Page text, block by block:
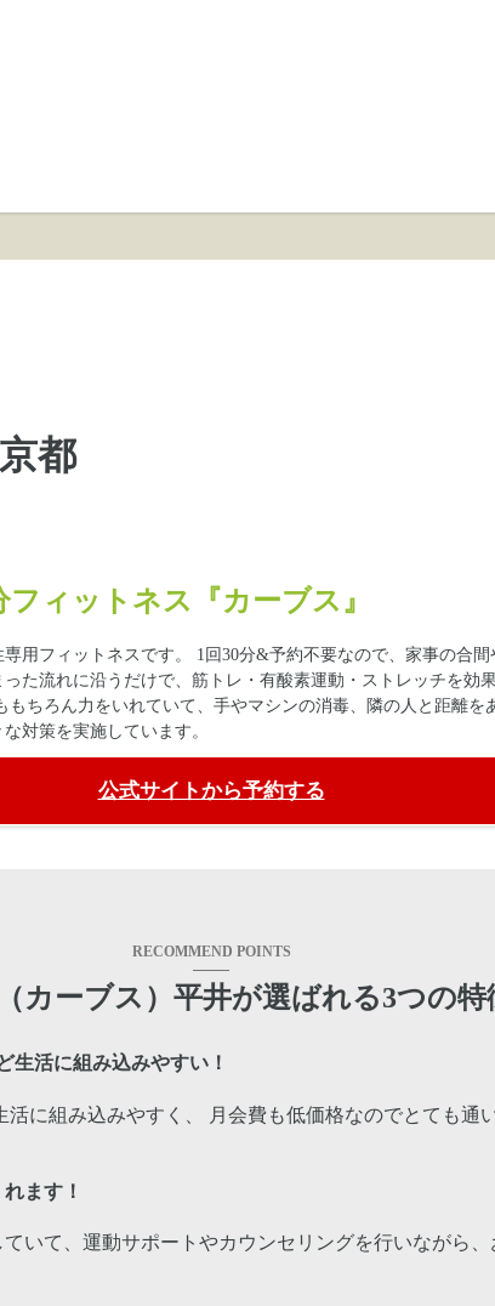
都
ィットネス『カーブス』
用フィットネスです。 1回30分&予約不要なので、家事の合
た流れに沿うだけで、筋トレ・有酸素運動・ストレッチを効
ちろん力をいれていて、手やマシンの消毒、隣の人と距離を
対策を実施しています。
公式サイトから予約する
カーブス）平井が選ばれる3つの特
RECOMMEND POINTS
生活に組み込みやすい！
に組み込みやすく、 月会費も低価格なのでとても通
ます！
いて、運動サポートやカウンセリングを行いながら